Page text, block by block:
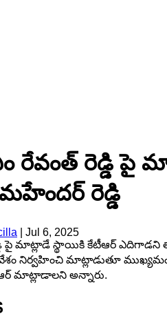
రేవంత్ రెడ్డి
మహేందర్ రెడ్డి
Jul 6, 2025
పై మాట్లాడే స్థాయికి కేటీఆర్ ఎదిగాడని
నిర్వహించి మాట్లాడుతూ
మాట్లాడాలని అన్నారు.